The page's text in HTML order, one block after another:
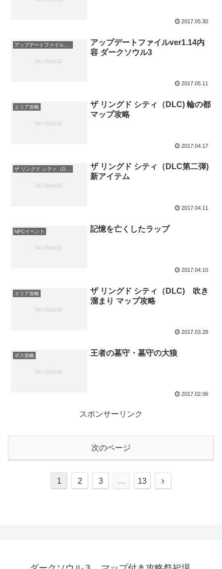
2017.05.30
アップデートファイルver1.14内
容 ダークソウル3
2017.05.11
エリア攻略
ザ リングド シティ（DLC) 輪の都
マップ攻略
2017.04.17
ザ リングド シティ（DLC第二弾) 新アイテム
ザ リングド シティ（DLC第二弾)
新アイテム
2017.04.11
NPCイベント 記憶を亡くしたラップ
2017.04.10
エリア攻略
ザ リングド シティ（DLC) 吹き
溜まり マップ攻略
2017.03.28
ボス攻略 王者の墓守・墓守の大狼
2017.02.06
スポンサーリンク
次のページ
1 2 3 … 13
次